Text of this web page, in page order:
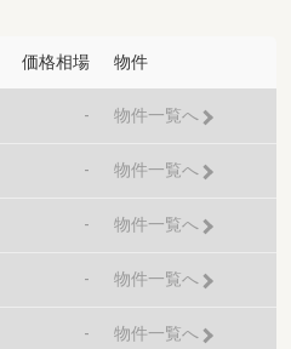
価格相場 物件
- 物件一覧へ
- 物件一覧へ
- 物件一覧へ
- 物件一覧へ
- 物件一覧へ